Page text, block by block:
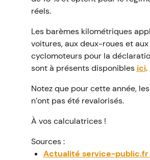
réels.
Les barèmes kilométriques
voitures, aux deux-roues et aux
cyclomoteurs pour la
sont à présents disponibles ici.
Notez que pour cette année,
n’ont pas été revalorisés.
À vos calculatrices !
Sources :
Actualité service-public.fr